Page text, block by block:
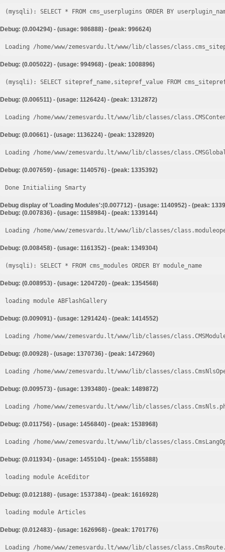
Debug: (0.004294) - (usage: 986888) - (peak: 996624)
Loading /home/www/zemesvardu.lt/www/lib/classes/
Debug: (0.005022) - (usage: 994968) - (peak: 1008896)
Debug: (0.006511) - (usage: 1126424) - (peak: 1312872)
Loading /home/www/zemesvardu.lt/www/lib/classes/
Debug: (0.00661) - (usage: 1136224) - (peak: 1328920)
Loading /home/www/zemesvardu.lt/www/lib/classes/
Debug: (0.007659) - (usage: 1140576) - (peak: 1335392)
Done Initialiing Smarty
Debug display of 'Loading Modules':(0.007712) - (usage: 1140952) - (peak:
Debug: (0.007836) - (usage: 1158984) - (peak: 1339144)
Loading /home/www/zemesvardu.lt/www/lib/classes/
Debug: (0.008458) - (usage: 1161352) - (peak: 1349304)
Debug: (0.008953) - (usage: 1204720) - (peak: 1354568)
loading module ABFlashGallery
Debug: (0.009091) - (usage: 1291424) - (peak: 1414552)
Loading /home/www/zemesvardu.lt/www/lib/classes/
Debug: (0.00928) - (usage: 1370736) - (peak: 1472960)
Loading /home/www/zemesvardu.lt/www/lib/classes/
Debug: (0.009573) - (usage: 1393480) - (peak: 1489872)
Loading /home/www/zemesvardu.lt/www/lib/classes/
Debug: (0.011756) - (usage: 1456840) - (peak: 1538968)
Loading /home/www/zemesvardu.lt/www/lib/classes/
Debug: (0.011934) - (usage: 1455104) - (peak: 1555888)
loading module AceEditor
Debug: (0.012188) - (usage: 1537384) - (peak: 1616928)
loading module Articles
Debug: (0.012483) - (usage: 1626968) - (peak: 1701776)
Loading /home/www/zemesvardu.lt/www/lib/classes/